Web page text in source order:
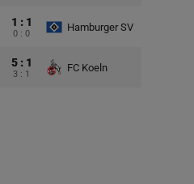
1 : 1
0 : 0
Hamburger SV
5 : 1
3 : 1
FC Koeln